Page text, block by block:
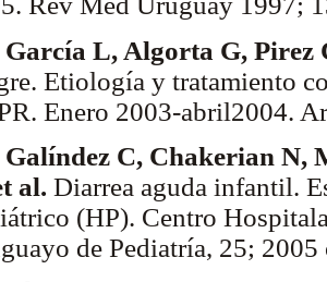
García L, Algorta G,
Etiología y tratamiento
Enero 2003-abril2004.
Galíndez C, Chakerian N,
al. Diarrea aguda infantil.
(HP). Centro
de Pediatría, 25;